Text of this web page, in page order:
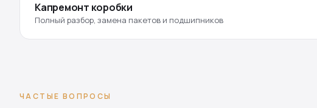
Капремонт коробки
Полный разбор, замена пакетов и подшипников
ЧАСТЫЕ ВОПРОСЫ